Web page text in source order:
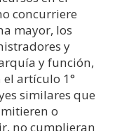
concurriere
mayor, los
y
y función,
artículo 1°
similares que
o
no cumplieran